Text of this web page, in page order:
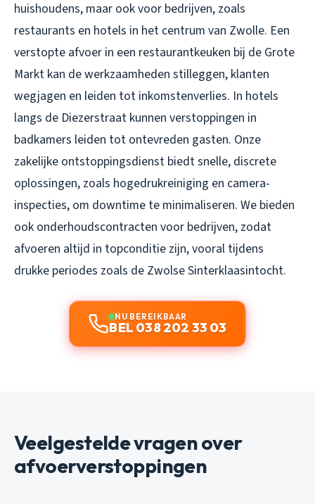
huishoudens, maar ook voor bedrijven, zoals
restaurants en hotels in het centrum van Zwolle. Een
verstopte afvoer in een restaurantkeuken bij de Grote
Markt kan de werkzaamheden stilleggen, klanten
wegjagen en leiden tot inkomstenverlies. In hotels
langs de Diezerstraat kunnen verstoppingen in
badkamers leiden tot ontevreden gasten. Onze
zakelijke ontstoppingsdienst biedt snelle, discrete
oplossingen, zoals hogedrukreiniging en camera-
inspecties, om downtime te minimaliseren. We bieden
ook onderhoudscontracten voor bedrijven, zodat
afvoeren altijd in topconditie zijn, vooral tijdens
drukke periodes zoals de Zwolse Sinterklaasintocht.
NU BEREIKBAAR
BEL 038 202 33 03
Veelgestelde vragen over
afvoerverstoppingen